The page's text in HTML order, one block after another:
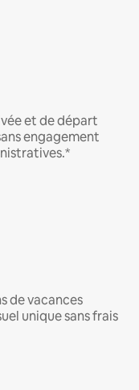
et de départ
engagement
de vacances
unique sans frais